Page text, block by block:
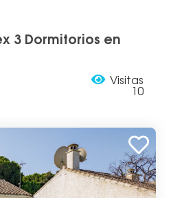
3 Dormitorios en
Visitas
10